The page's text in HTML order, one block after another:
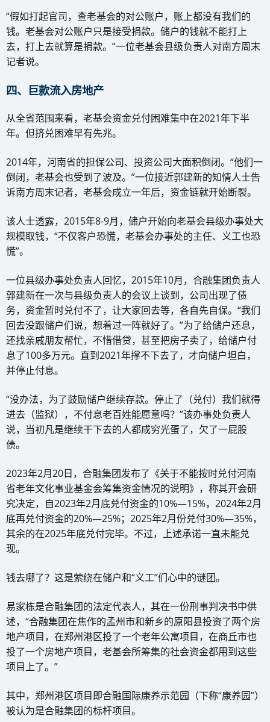
“假如打起官司，查老基会的对公账户，账上都没有我们的
钱。老基会对公账户只是接受捐款。储户的钱就不能打上
去，打上去就算是捐款。”一位老基会县级负责人对南方周末
记者说。
四、巨款流入房地产
从全省范围来看，老基会资金兑付困难集中在2021年下半
年。但挤兑困难早有先兆。
2014年，河南省的担保公司、投资公司大面积倒闭。“他们一
倒闭，老基会也受到了波及。”一位接近郭建新的知情人士告
诉南方周末记者，老基会成立一年后，资金链就开始断裂。
该人士透露，2015年8-9月，储户开始向老基会县级办事处大
规模取钱，“不仅客户恐慌，老基会办事处的主任、义工也恐
慌”。
一位县级办事处负责人回忆，2015年10月，合融集团负责人
郭建新在一次与县级负责人的会议上谈到，公司出现了债
务，资金暂时兑付不了，让大家回去等，各自先自保。“我们
回去没跟储户们说，想着过一阵就好了。”为了给储户还息，
还找亲戚朋友帮忙，不惜借贷，甚至把房子卖了，给储户付
息了100多万元。直到2021年撑不下去了，才向储户坦白，
并停止付息。
“没办法，为了鼓励储户继续存款。停止了（兑付）我们就得
进去（监狱），不付息老百姓能愿意吗？”该办事处负责人
说，当初凡是继续干下去的人都成穷光蛋了，欠了一屁股
债。
2023年2月20日，合融集团发布了《关于不能按时兑付河南
省老年文化事业基金会筹集资金情况的说明》，称其开会研
究决定，自2023年2月底兑付资金的10%—15%，2024年2月
底再兑付资金的20%—25%；2025年2月份兑付30%—35%，
其余的在2025年底兑付完毕。不过，上述承诺一直未能兑
现。
钱去哪了？这是萦绕在储户和“义工”们心中的谜团。
易家栋是合融集团的法定代表人，其在一份刑事判决书中供
述，“合融集团在焦作的孟州市和新乡的原阳县投资了两个房
地产项目，在郑州港区投了一个老年公寓项目，在商丘市也
投了一个房地产项目，老基会所筹集的社会资金都用到这些
项目上了。”
其中，郑州港区项目即合融国际康养示范园（下称“康养园”）
被认为是合融集团的标杆项目。